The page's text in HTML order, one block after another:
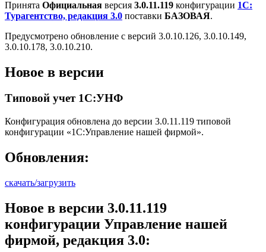
Принята Официальная версия 3.0.11.119 конфигурации 1С:
Турагентство, редакция 3.0 поставки БАЗОВАЯ.
Предусмотрено обновление с версий 3.0.10.126, 3.0.10.149,
3.0.10.178, 3.0.10.210.
Новое в версии
Типовой учет 1С:УНФ
Конфигурация обновлена до версии 3.0.11.119 типовой
конфигурации «1С:Управление нашей фирмой».
Обновления:
скачать/загрузить
Новое в версии 3.0.11.119
конфигурации Управление нашей
фирмой, редакция 3.0: